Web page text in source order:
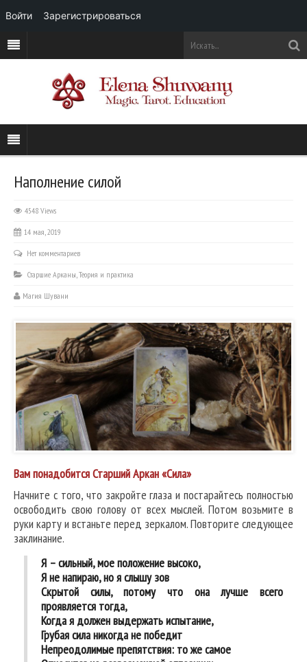
Наполнение силой
4548 Views
14 мая, 2019
Нет комментариев
Старшие Арканы,Теория и практика
Магия Шувани
Вам понадобится Старший Аркан «Сила»
Начните с того, что закройте глаза и постарайтесь полностью
освободить свою голову от всех мыслей. Потом возьмите в
руки карту и встаньте перед зеркалом. Повторите следующее
заклинание.
Я – сильный, мое положение высоко,
Я не напираю, но я слышу зов
Скрытой силы, потому что она лучше всего
проявляется тогда,
Когда я должен выдержать испытание,
Грубая сила никогда не победит
Непреодолимые препятствия: то же самое
Войти Зарегистрироваться